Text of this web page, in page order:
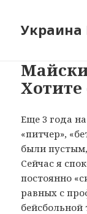
Украина
Хотите
Еще 3 года
«питчер»,
были
Сейчас я
постоянно
равных с